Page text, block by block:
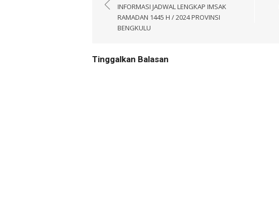
posINFORMASI JADWAL LENGKAP IMSAK
RAMADAN 1445 H / 2024 PROVINSI
BENGKULU
Tinggalkan Balasan